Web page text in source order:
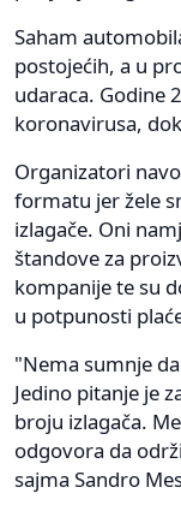
Saham
postojećih, a u
udaraca. Godine
koronavirusa,
Organizatori
formatu jer žele
izlagače. Oni
štandove za
kompanije te su
u potpunosti
"Nema sumnje
Jedino pitanje je
broju izlagača.
odgovora da
sajma Sandro